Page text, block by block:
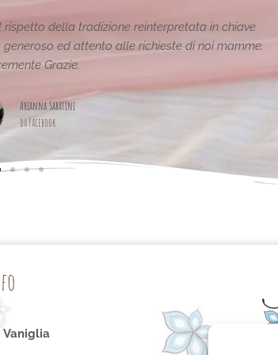
sono fantastiche e uniche..raffinate
pagina,piena di idee!grazie
Maria Teresa Masela
Vaniglia